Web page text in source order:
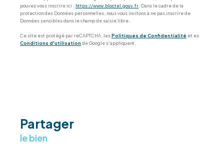
pouvez vous inscrire ici : https://www.bloctel.gouv.fr. Dans le cadre de la
protection des Données personnelles, nous vous invitons à ne pas inscrire de
Données sensibles dans le champ de saisie libre.
Ce site est protégé par reCAPTCHA, les Politiques de Confidentialité et es
Conditions d'utilisation de Google s'appliquent.
partager
le bien